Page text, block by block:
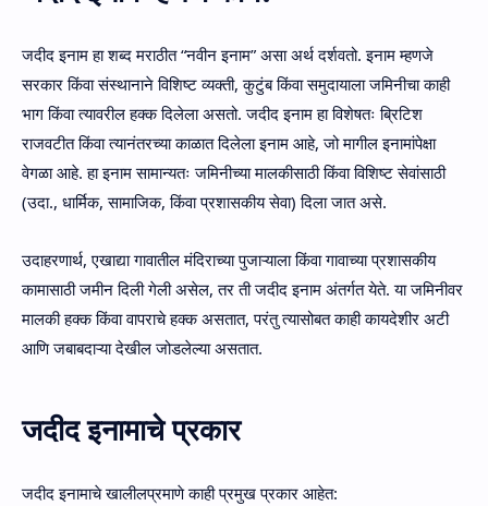
जदीद इनाम हा शब्द मराठीत “नवीन इनाम” असा अर्थ दर्शवतो. इनाम म्हणजे
सरकार किंवा संस्थानाने विशिष्ट व्यक्ती, कुटुंब किंवा समुदायाला जमिनीचा काही
भाग किंवा त्यावरील हक्क दिलेला असतो. जदीद इनाम हा विशेषतः ब्रिटिश
राजवटीत किंवा त्यानंतरच्या काळात दिलेला इनाम आहे, जो मागील इनामांपेक्षा
वेगळा आहे. हा इनाम सामान्यतः जमिनीच्या मालकीसाठी किंवा विशिष्ट सेवांसाठी
(उदा., धार्मिक, सामाजिक, किंवा प्रशासकीय सेवा) दिला जात असे.
उदाहरणार्थ, एखाद्या गावातील मंदिराच्या पुजाऱ्याला किंवा गावाच्या प्रशासकीय
कामासाठी जमीन दिली गेली असेल, तर ती जदीद इनाम अंतर्गत येते. या जमिनीवर
मालकी हक्क किंवा वापराचे हक्क असतात, परंतु त्यासोबत काही कायदेशीर अटी
आणि जबाबदाऱ्या देखील जोडलेल्या असतात.
जदीद इनामाचे प्रकार
जदीद इनामाचे खालीलप्रमाणे काही प्रमुख प्रकार आहेत: